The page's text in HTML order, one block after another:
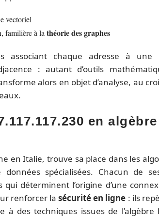
vectoriel
familière à la théorie des graphes
associant chaque adresse à une
: autant d’outils
alors en objet d’analyse, au
en
en Italie, trouve sa place dans les
spécialisées. Chacun de
déterminent l’origine d’une
renforcer lasécurité en ligne : ils
à des techniques issues de l’algèbre